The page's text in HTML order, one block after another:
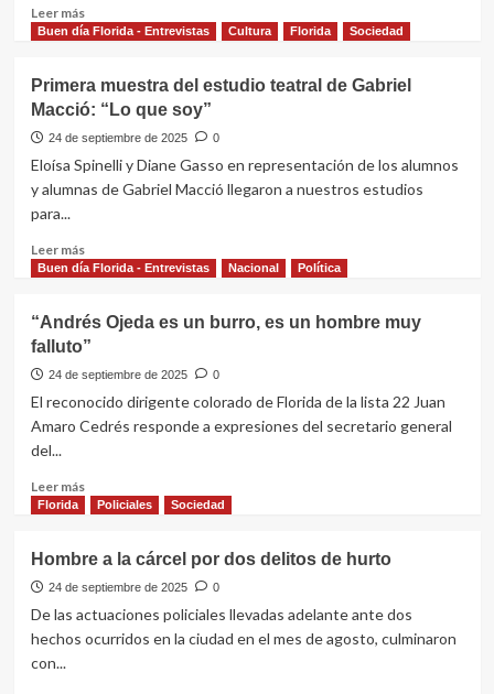
Secretario
Leer másLeer
más
reconocer
sedes
políticas
históricas
en
Florida
Buen día Florida - Entrevistas Cultura Florida Sociedad
Primera muestra del estudio teatral de Gabriel
Macció: “Lo que soy”
24 de septiembre de 2025 0
Eloísa Spinelli y Diane Gasso en representación de los alumnos
y alumnas de Gabriel Macció llegaron a nuestros estudios
para...
Leer másLeer
más
muestra
estudio
teatral
Gabriel
que
soy”
Buen día Florida - Entrevistas Nacional Política
“Andrés Ojeda es un burro, es un hombre muy
falluto”
24 de septiembre de 2025 0
El reconocido dirigente colorado de Florida de la lista 22 Juan
Amaro Cedrés responde a expresiones del secretario general
del...
Leer másLeer
más
Ojeda
es
un
Florida Policiales Sociedad
Hombre a la cárcel por dos delitos de hurto
24 de septiembre de 2025 0
De las actuaciones policiales llevadas adelante ante dos
hechos ocurridos en la ciudad en el mes de agosto, culminaron
con...